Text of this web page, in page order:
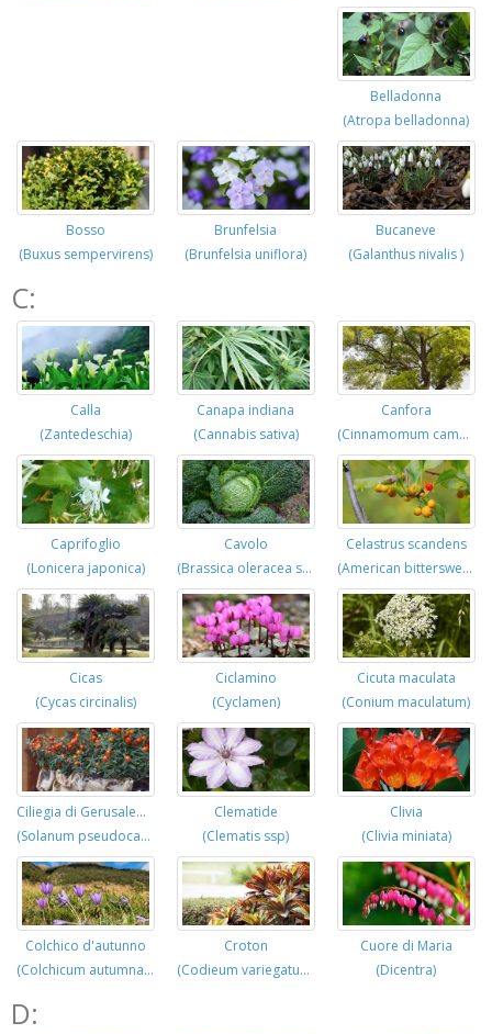
Belladonna
(Atropa belladonna)
Bosso
(Buxus sempervirens)
Brunfelsia
(Brunfelsia uniflora)
Bucaneve
(Galanthus nivalis )
C:
Calla
(Zantedeschia)
Canapa indiana
(Cannabis sativa)
Canfora
(Cinnamomum camphora)
Caprifoglio
(Lonicera japonica)
Cavolo
(Brassica oleracea sabauda)
Celastrus scandens
(American bittersweet)
Cicas
(Cycas circinalis)
Ciclamino
(Cyclamen)
Cicuta maculata
(Conium maculatum)
Ciliegia di Gerusalemme
(Solanum pseudocapsicum)
Clematide
(Clematis ssp)
Clivia
(Clivia miniata)
Colchico d'autunno
(Colchicum autumnale)
Croton
(Codieum variegatum)
Cuore di Maria
(Dicentra)
D: